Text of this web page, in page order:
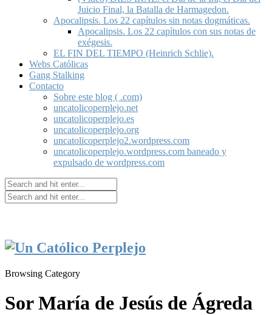
Juicio Final, la Batalla de Harmagedon.
Apocalipsis. Los 22 capítulos sin notas dogmáticas.
Apocalipsis. Los 22 capítulos con sus notas de
exégesis.
EL FIN DEL TIEMPO (Heinrich Schlie).
Webs Católicas
Gang Stalking
Contacto
Sobre este blog ( .com)
uncatolicoperplejo.net
uncatolicoperplejo.es
uncatolicoperplejo.org
uncatolicoperplejo2.wordpress.com
uncatolicoperplejo.wordpress.com baneado y
expulsado de wordpress.com
Browsing Category
Sor María de Jesús de Ágreda